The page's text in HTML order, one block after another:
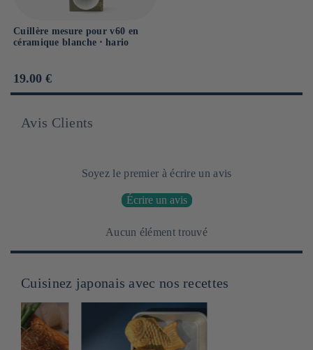
Cuillère mesure pour v60 en
céramique blanche ⋅ hario
Prix
habituel
19.00 €
Avis Clients
Soyez le premier à écrire un avis
Écrire un avis
Aucun élément trouvé
Cuisinez japonais avec nos recettes